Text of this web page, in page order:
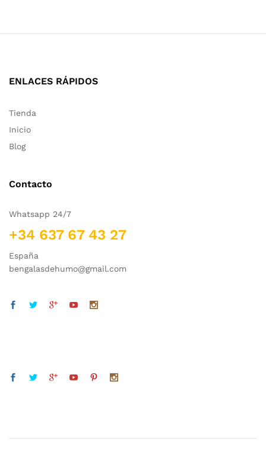
ENLACES RÁPIDOS
Tienda
Inicio
Blog
Contacto
Whatsapp 24/7
+34 637 67 43 27
España
bengalasdehumo@gmail.com